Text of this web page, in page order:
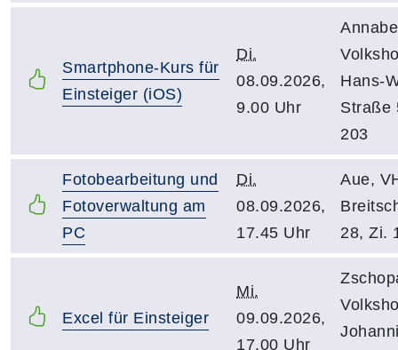
Smartphone-Kurs für
Einsteiger (iOS)
Di.
08.09.2026,
9.00 Uhr
Hans-
Straße
203
Fotobearbeitung und
Fotoverwaltung am
PC
Di.
08.09.2026,
17.45 Uhr
Aue,
28, Zi.
Excel für Einsteiger
Mi.
09.09.2026,
17.00 Uhr